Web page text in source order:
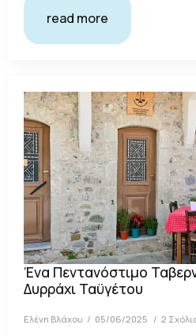
read more
Ένα Πεντανόστιμο
Δυρράχι Ταϋγέτου
Ελένη Βλάχου 05/06/2025 2